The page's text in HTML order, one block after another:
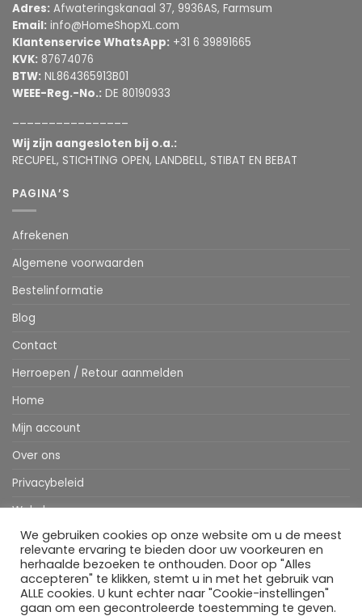
Adres: Afwateringskanaal 37, 9936AS, Farmsum
Email: info@HomeShopXL.com
Klantenservice WhatsApp: +31 6 39891665
KVK: 87674076
BTW: NL864365913B01
WEEE-Reg.-No.: DE 80190933
Wij zijn aangesloten bij o.a.:
RECUPEL, STICHTING OPEN, LANDBELL, STIBAT EN BEBAT
PAGINA’S
Afrekenen
Algemene voorwaarden
Bestelinformatie
Blog
Contact
Herroepen / Retour aanmelden
Home
Mijn account
Over ons
Privacybeleid
Webshop
Winkelwagen
Stripe MasterCardIDeal BancontactKlarna
Apple
Pay
We gebruiken cookies op onze website om u de meest
relevante ervaring te bieden door uw voorkeuren en
herhaalde bezoeken te onthouden. Door op "Alles
accepteren" te klikken, stemt u in met het gebruik van
ALLE cookies. U kunt echter naar "Cookie-instellingen"
gaan om een gecontroleerde toestemming te geven.